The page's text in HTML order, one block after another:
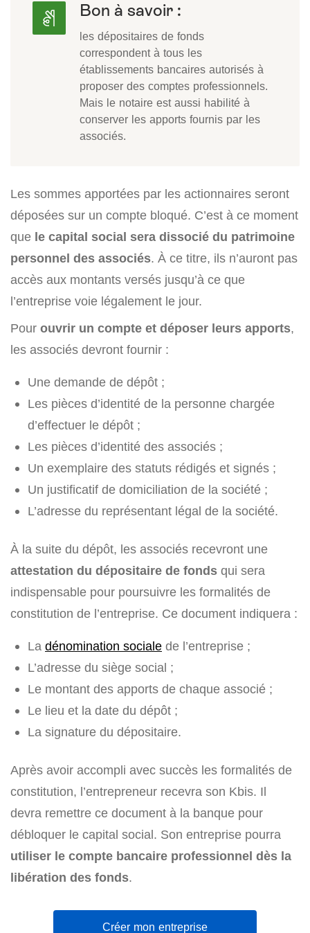
Bon à savoir :
les dépositaires de fonds
correspondent à tous les
établissements bancaires autorisés à
proposer des comptes professionnels.
Mais le notaire est aussi habilité à
conserver les apports fournis par les
associés.
Les sommes apportées par les actionnaires seront
déposées sur un compte bloqué. C’est à ce moment
que le capital social sera dissocié du patrimoine
personnel des associés. À ce titre, ils n’auront pas
accès aux montants versés jusqu’à ce que
l’entreprise voie légalement le jour.
Pour ouvrir un compte et déposer leurs apports,
les associés devront fournir :
Une demande de dépôt ;
Les pièces d’identité de la personne chargée
d’effectuer le dépôt ;
Les pièces d’identité des associés ;
Un exemplaire des statuts rédigés et signés ;
Un justificatif de domiciliation de la société ;
L’adresse du représentant légal de la société.
À la suite du dépôt, les associés recevront une
attestation du dépositaire de fonds qui sera
indispensable pour poursuivre les formalités de
constitution de l’entreprise. Ce document indiquera :
La dénomination sociale de l’entreprise ;
L’adresse du siège social ;
Le montant des apports de chaque associé ;
Le lieu et la date du dépôt ;
La signature du dépositaire.
Après avoir accompli avec succès les formalités de
constitution, l’entrepreneur recevra son Kbis. Il
devra remettre ce document à la banque pour
débloquer le capital social. Son entreprise pourra
utiliser le compte bancaire professionnel dès la
libération des fonds.
Créer mon entreprise